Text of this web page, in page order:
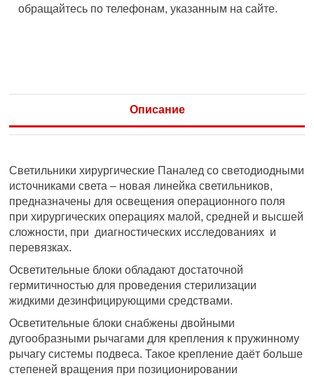
обращайтесь по телефонам, указанным на сайте.
Описание
Светильники хирургические Паналед со светодиодными
источниками света – новая линейка светильников,
предназначены для освещения операционного поля
при хирургических операциях малой, средней и высшей
сложности, при диагностических исследованиях и
перевязках.
Осветительные блоки обладают достаточной
гермитичностью для проведения стерилизации
жидкими дезинфицирующими средствами.
Осветительные блоки снабжены двойными
дугообразными рычагами для крепления к пружинному
рычагу системы подвеса. Такое крепление даёт больше
степеней вращения при позиционировании